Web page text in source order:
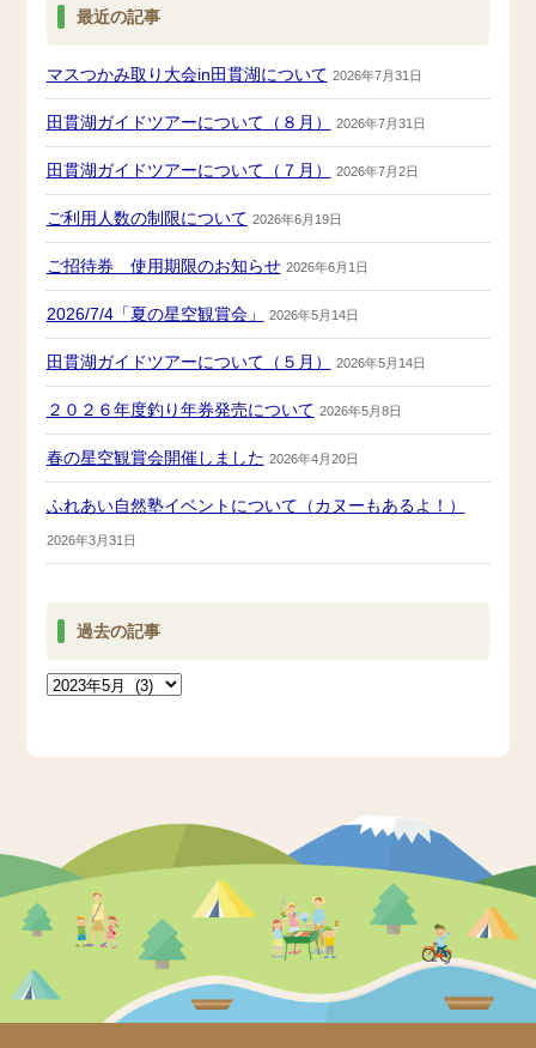
最近の記事
マスつかみ取り大会in田貫湖について 2026年7月31日
田貫湖ガイドツアーについて（８月） 2026年7月31日
田貫湖ガイドツアーについて（７月） 2026年7月2日
ご利用人数の制限について 2026年6月19日
ご招待券 使用期限のお知らせ 2026年6月1日
2026/7/4「夏の星空観賞会」 2026年5月14日
田貫湖ガイドツアーについて（５月） 2026年5月14日
２０２６年度釣り年券発売について 2026年5月8日
春の星空観賞会開催しました 2026年4月20日
ふれあい自然塾イベントについて（カヌーもあるよ！）
2026年3月31日
過去の記事
過